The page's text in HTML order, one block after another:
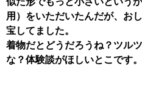
用）をいただいたんだが、お
宝してました。
着物だとどうだろうね？ツル
な？体験談がほしいとこです。